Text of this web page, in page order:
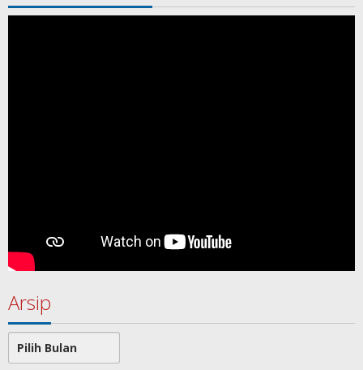
Arsip
Arsip